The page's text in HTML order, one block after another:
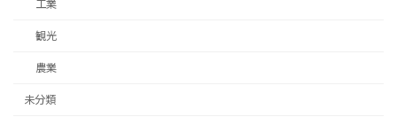
工業
観光
農業
未分類